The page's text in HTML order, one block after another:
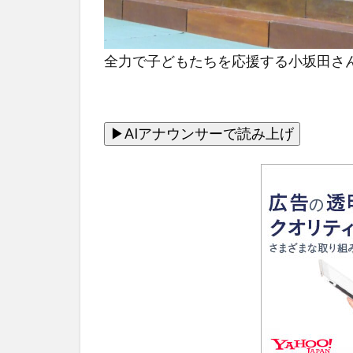
全力で子どもたちを応援する小坂田さ